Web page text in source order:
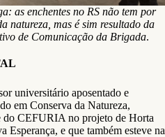
as enchentes no RS não tem por
natureza, mas é sim resultado da
de Comunicação da Brigada.
universitário aposentado e
em Conserva da Natureza,
do CEFURIA no projeto de Horta
e que também esteve na